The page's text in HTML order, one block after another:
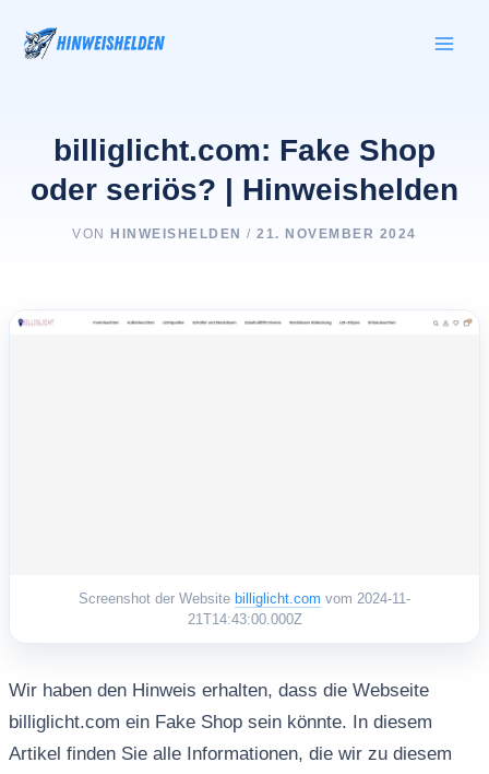
Inhalt
springen
billiglicht.com: Fake Shop
oder seriös? | Hinweishelden
VON HINWEISHELDEN/21. NOVEMBER 2024
Screenshot der Website billiglicht.com vom 2024-11-
21T14:43:00.000Z
Wir haben den Hinweis erhalten, dass die Webseite
billiglicht.com ein Fake Shop sein könnte. In diesem
Artikel finden Sie alle Informationen, die wir zu diesem